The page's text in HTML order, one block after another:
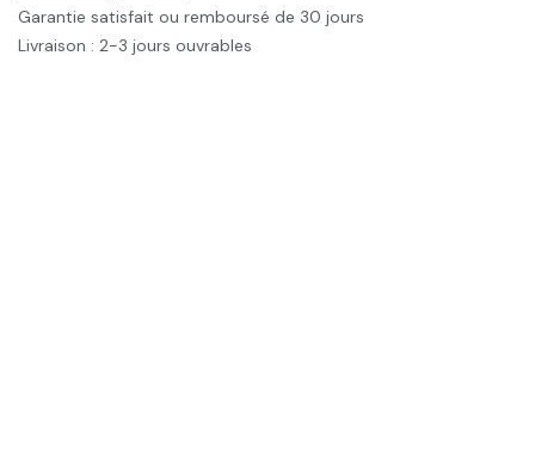
Garantie satisfait ou remboursé de 30 jours
Livraison : 2-3 jours ouvrables